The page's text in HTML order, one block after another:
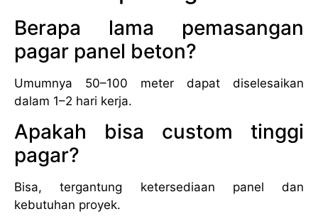
Berapa lama pemasangan
pagar panel beton?
Umumnya 50–100 meter dapat diselesaikan
dalam 1–2 hari kerja.
Apakah bisa custom tinggi
pagar?
Bisa, tergantung ketersediaan panel dan
kebutuhan proyek.